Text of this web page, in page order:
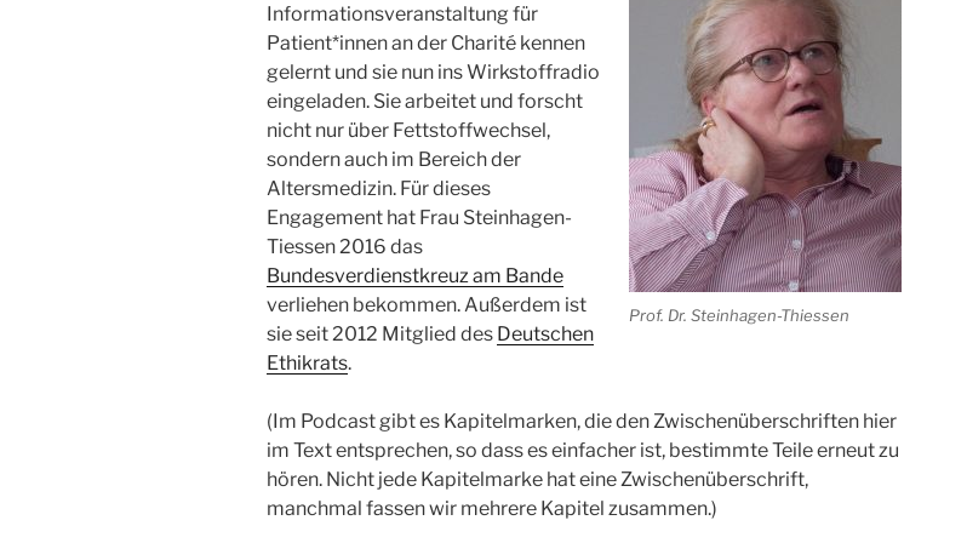
Prof. Dr. Steinhagen-Thiessen
Informationsveranstaltung für
Patient*innen an der Charité kennen
gelernt und sie nun ins Wirkstoffradio
eingeladen. Sie arbeitet und forscht
nicht nur über Fettstoffwechsel,
sondern auch im Bereich der
Altersmedizin. Für dieses
Engagement hat Frau Steinhagen-
Tiessen 2016 das
Bundesverdienstkreuz am Bande
verliehen bekommen. Außerdem ist
sie seit 2012 Mitglied des Deutschen
Ethikrats.
(Im Podcast gibt es Kapitelmarken, die den Zwischenüberschriften hier
im Text entsprechen, so dass es einfacher ist, bestimmte Teile erneut zu
hören. Nicht jede Kapitelmarke hat eine Zwischenüberschrift,
manchmal fassen wir mehrere Kapitel zusammen.)